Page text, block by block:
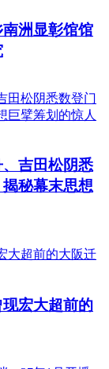
洲显彰馆馆
、吉田松阴悉
秘幕末思想
宏大超前的